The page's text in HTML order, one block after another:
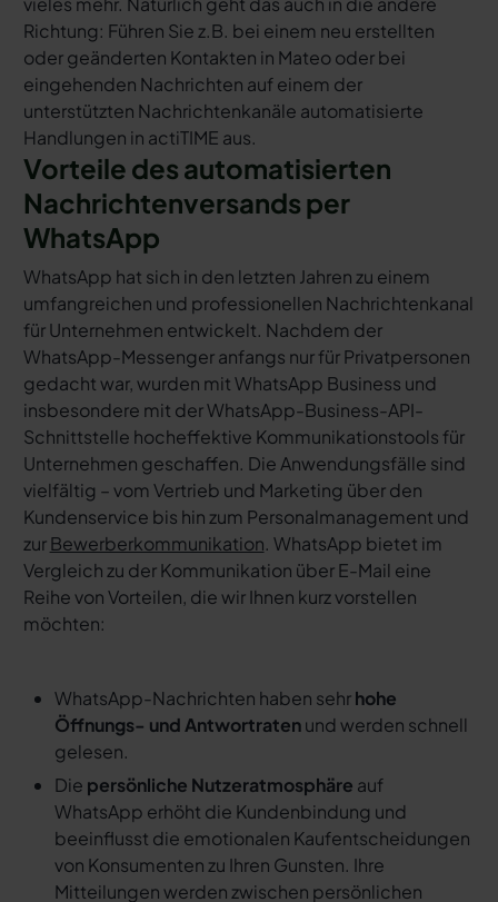
Richtung: Führen Sie z.B. bei einem neu erstellten
oder geänderten Kontakten in Mateo oder bei
eingehenden Nachrichten auf einem der
unterstützten Nachrichtenkanäle automatisierte
Handlungen in actiTIME aus.
Vorteile des automatisierten
Nachrichtenversands per
WhatsApp
WhatsApp hat sich in den letzten Jahren zu einem
umfangreichen und professionellen Nachrichtenkanal
für Unternehmen entwickelt. Nachdem der
WhatsApp-Messenger anfangs nur für Privatpersonen
gedacht war, wurden mit WhatsApp Business und
insbesondere mit der WhatsApp-Business-API-
Schnittstelle hocheffektive Kommunikationstools für
Unternehmen geschaffen. Die Anwendungsfälle sind
vielfältig – vom Vertrieb und Marketing über den
Kundenservice bis hin zum Personalmanagement und
zurBewerberkommunikation. WhatsApp bietet im
Vergleich zu der Kommunikation über E-Mail eine
Reihe von Vorteilen, die wir Ihnen kurz vorstellen
möchten:
WhatsApp-Nachrichten haben sehrhohe
Öffnungs- und Antwortratenund werden schnell
gelesen.
Die persönliche Nutzeratmosphäre auf
WhatsApp erhöht die Kundenbindung und
beeinflusst die emotionalen Kaufentscheidungen
von Konsumenten zu Ihren Gunsten. Ihre
Mitteilungen werden zwischen persönlichen